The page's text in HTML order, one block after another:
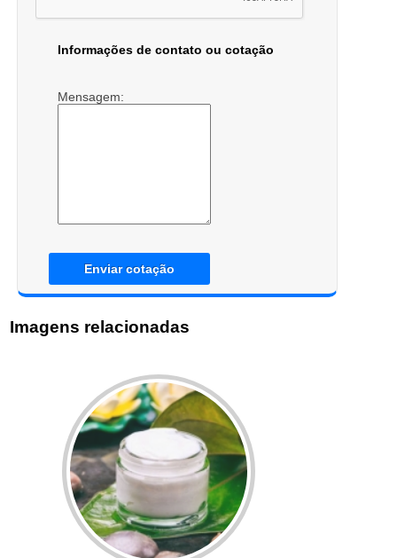
Informações de contato ou cotação
Mensagem:
Enviar cotação
Imagens relacionadas